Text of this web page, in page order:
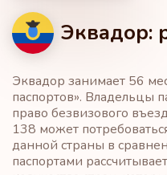
Эквадор:
Эквадор занимает 56
паспортов». Владельцы
право безвизового
138 может
данной страны в
паспортами